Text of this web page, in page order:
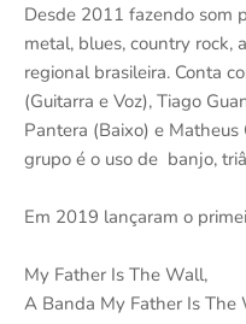
Desde 2011 fazendo som
metal, blues, country rock,
regional brasileira. Conta
(Guitarra e Voz), Tiago
Pantera (Baixo) e
grupo é o uso de banjo,
Em 2019 lançaram o
My Father Is The Wall,
A Banda My Father Is The